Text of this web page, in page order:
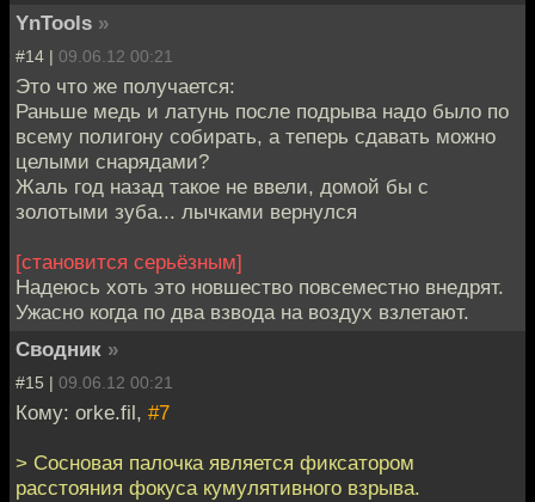
YnTools »
#14 | 09.06.12 00:21
Это что же получается:
Раньше медь и латунь после подрыва надо было по
всему полигону собирать, а теперь сдавать можно
целыми снарядами?
Жаль год назад такое не ввели, домой бы с
золотыми зуба... лычками вернулся
[становится серьёзным]
Надеюсь хоть это новшество повсеместно внедрят.
Ужасно когда по два взвода на воздух взлетают.
Сводник »
#15 | 09.06.12 00:21
Кому: orke.fil, #7
> Сосновая палочка является фиксатором
расстояния фокуса кумулятивного взрыва.